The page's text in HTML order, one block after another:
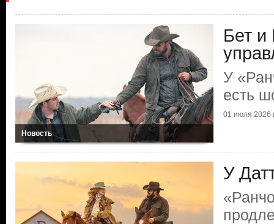
Новость
Бет и
У
есть
01 июля 2026
У